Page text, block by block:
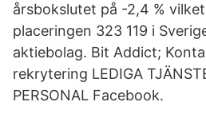
årsbokslutet på -2,4 %
placeringen 323 119 i
aktiebolag. Bit Addict;
rekrytering LEDIGA
PERSONAL Facebook.